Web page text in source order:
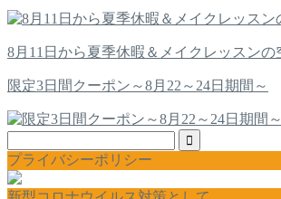
8月11日から夏季休暇＆メイクレッスンの
限定3日間クーポン～8月22～24日期間～
プライバシーポリシー